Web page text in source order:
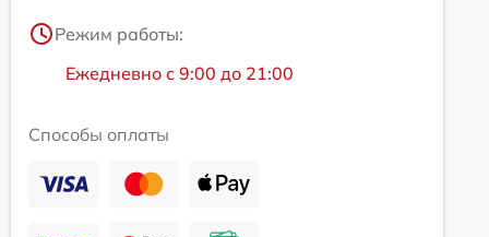
Режим работы:
Ежедневно с 9:00 до 21:00
Способы оплаты